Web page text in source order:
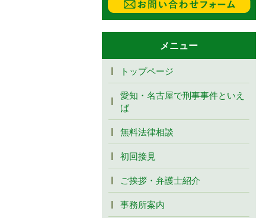
メニュー
トップページ
愛知・名古屋で刑事事件といえ
ば
無料法律相談
初回接見
ご挨拶・弁護士紹介
事務所案内